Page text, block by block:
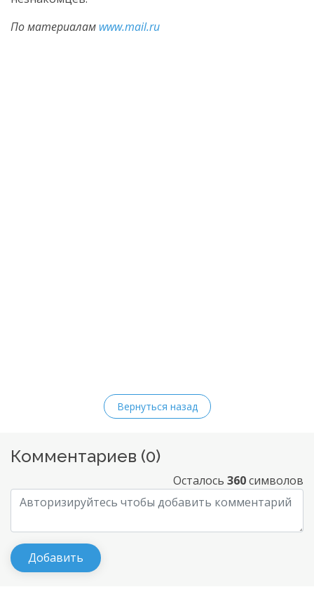
По материалам www.mail.ru
Вернуться назад
Комментариев (0)
Осталось 360символов